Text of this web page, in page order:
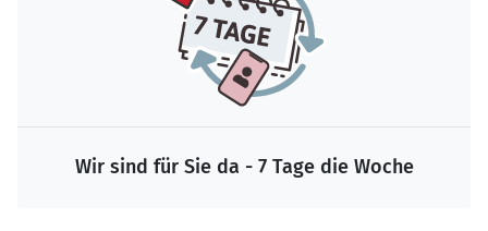
Wir sind für Sie da - 7 Tage die Woche